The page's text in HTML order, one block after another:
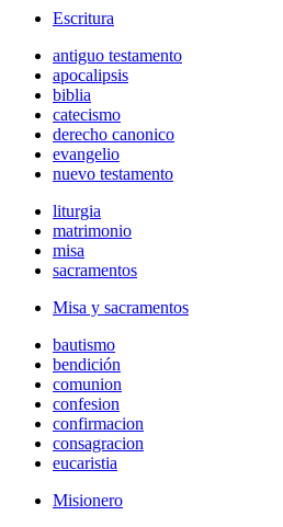
Escritura
antiguo testamento
apocalipsis
biblia
catecismo
derecho canonico
evangelio
nuevo testamento
liturgia
matrimonio
misa
sacramentos
Misa y sacramentos
bautismo
bendición
comunion
confesion
confirmacion
consagracion
eucaristia
Misionero